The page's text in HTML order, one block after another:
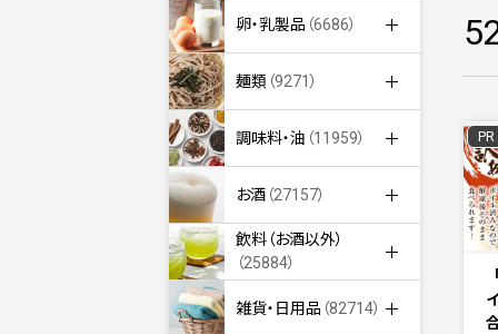
卵・乳製品 （6686）
麺類 （9271）
調味料・油 （11959）
お酒 （27157）
飲料（お酒以外）
（25884）
雑貨・日用品 （82714）
PR